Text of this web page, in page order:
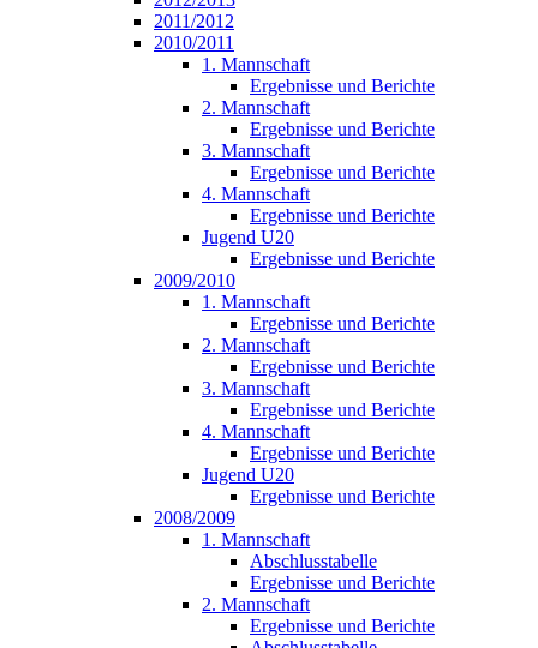
2011/2012
2010/2011
1. Mannschaft
Ergebnisse und Berichte
2. Mannschaft
Ergebnisse und Berichte
3. Mannschaft
Ergebnisse und Berichte
4. Mannschaft
Ergebnisse und Berichte
Jugend U20
Ergebnisse und Berichte
2009/2010
1. Mannschaft
Ergebnisse und Berichte
2. Mannschaft
Ergebnisse und Berichte
3. Mannschaft
Ergebnisse und Berichte
4. Mannschaft
Ergebnisse und Berichte
Jugend U20
Ergebnisse und Berichte
2008/2009
1. Mannschaft
Abschlusstabelle
Ergebnisse und Berichte
2. Mannschaft
Ergebnisse und Berichte